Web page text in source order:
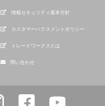
情報セキュリティ基本方針
カスタマーハラスメントポリシー
トレードワークスとは
問い合わせ